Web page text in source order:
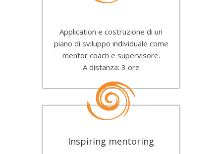
Application e costruzione di un
piano di sviluppo individuale come
mentor coach e supervisore.
A distanza: 3 ore
Inspiring mentoring